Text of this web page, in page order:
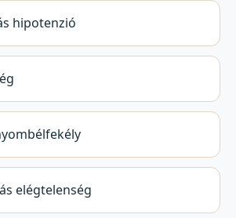
hipotenzió
elégtelenség